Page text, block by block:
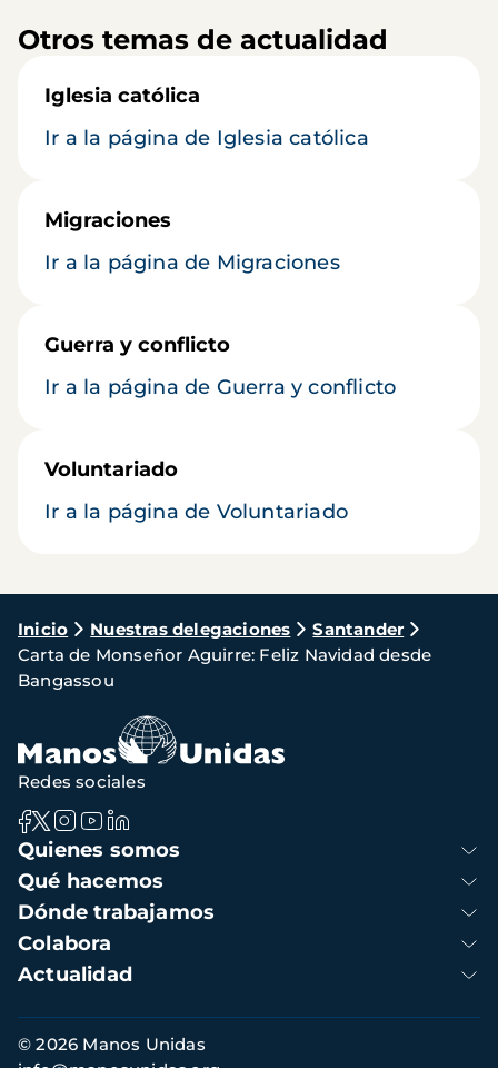
Otros temas de actualidad
Iglesia católica
Ir a la página de Iglesia católica
Migraciones
Ir a la página de Migraciones
Guerra y conflicto
Ir a la página de Guerra y conflicto
Voluntariado
Ir a la página de Voluntariado
Ruta
de
navegación
Inicio Nuestras delegaciones
Santander
Carta de Monseñor Aguirre: Feliz Navidad desde
Bangassou
Navegación
principal
Quienes somos
Qué hacemos
Dónde trabajamos
Colabora
Actualidad
Redes sociales
Información
de
© 2026 Manos Unidas